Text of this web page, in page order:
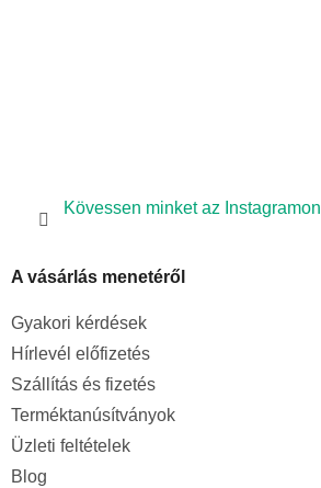
Kövessen minket az Instagramon
A vásárlás menetéről
Gyakori kérdések
Hírlevél előfizetés
Szállítás és fizetés
Terméktanúsítványok
Üzleti feltételek
Blog